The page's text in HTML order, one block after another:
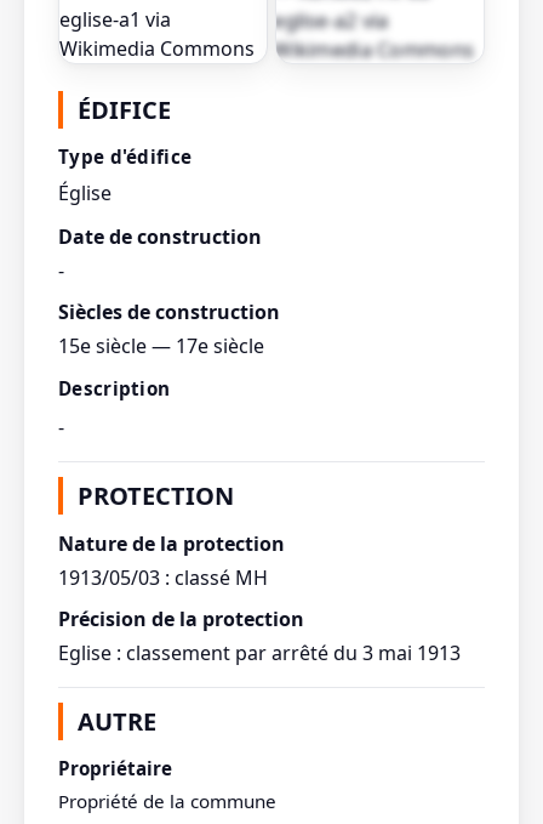
ÉDIFICE
Type d'édifice
Église
Date de construction
-
Siècles de construction
15e siècle — 17e siècle
Description
-
PROTECTION
Nature de la protection
1913/05/03 : classé MH
Précision de la protection
Eglise : classement par arrêté du 3 mai 1913
AUTRE
Propriétaire
Propriété de la commune